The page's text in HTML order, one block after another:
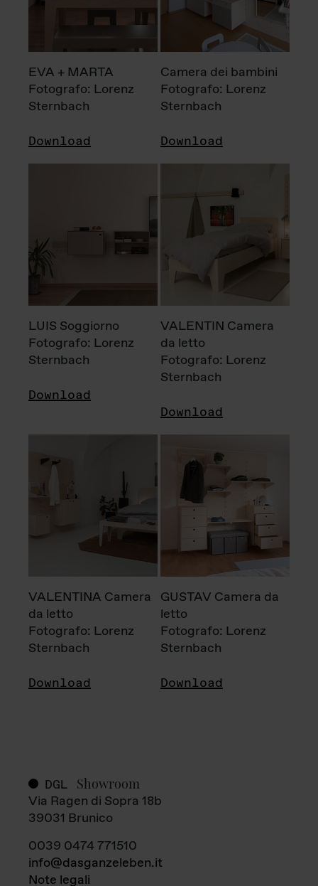
EVA + MARTA
Fotografo: Lorenz
Sternbach
Download
Camera dei bambini
Fotografo: Lorenz
Sternbach
Download
LUIS Soggiorno
Fotografo: Lorenz
Sternbach
Download
VALENTIN Camera
da letto
Fotografo: Lorenz
Sternbach
Download
VALENTINA Camera
da letto
Fotografo: Lorenz
Sternbach
Download
GUSTAV Camera da
letto
Fotografo: Lorenz
Sternbach
Download
DGL Showroom
Via Ragen di Sopra 18b
39031 Brunico
0039 0474 771510
info@dasganzeleben.it
Note legali